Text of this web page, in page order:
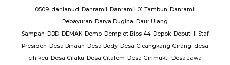
Deputi II Staf
Girang desa
Desa Jawa